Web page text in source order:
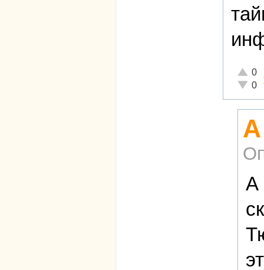
0
0
А
А